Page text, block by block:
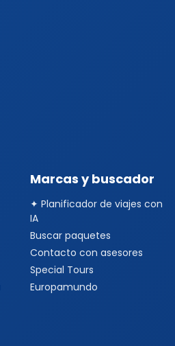
Marcas y buscador
✦ Planificador de viajes con
IA
Buscar paquetes
Contacto con asesores
Special Tours
Europamundo